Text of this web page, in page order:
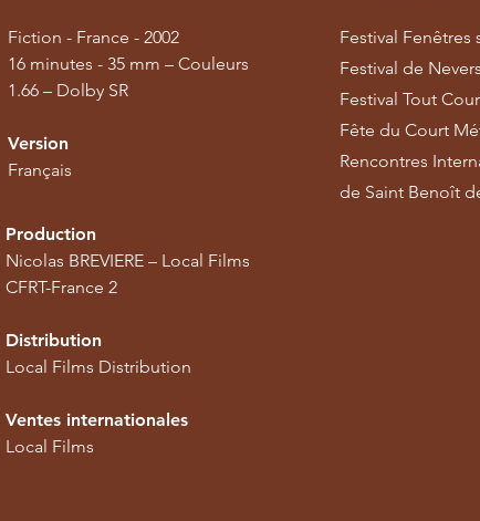
Fiction - France - 2002
16 minutes - 35 mm – Couleurs
1.66 – Dolby SR
Version
Français
Festival
Festival de
Festival Tout
Fête du Court
Rencontres
de Saint Benoît
Production
Nicolas BREVIERE – Local Films
CFRT-France 2
Distribution
Local Films Distribution
Ventes internationales
Local Films